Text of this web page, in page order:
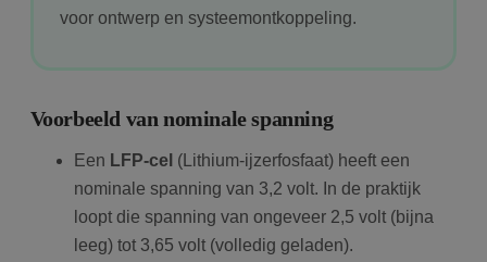
voor ontwerp en systeemontkoppeling.
Voorbeeld van nominale spanning
Een LFP-cel (Lithium-ijzerfosfaat) heeft een
nominale spanning van 3,2 volt. In de praktijk
loopt die spanning van ongeveer 2,5 volt (bijna
leeg) tot 3,65 volt (volledig geladen).